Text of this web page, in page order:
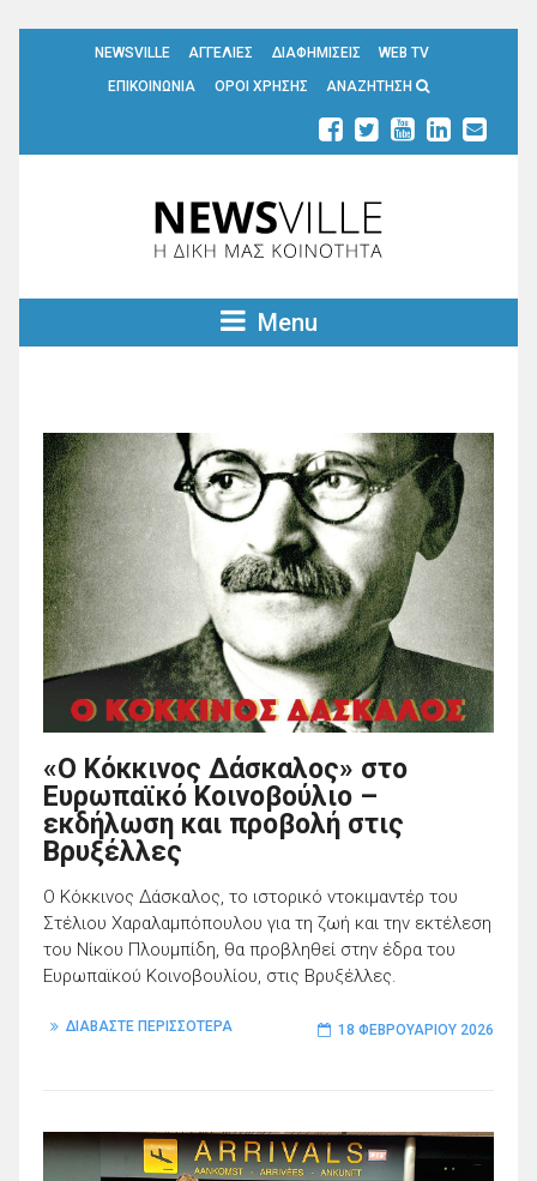
NEWSVILLE ΑΓΓΕΛΙΕΣ ΔΙΑΦΗΜΙΣΕΙΣ
WEB TV
ΕΠΙΚΟΙΝΩΝΙΑ
ΟΡΟΙ ΧΡΗΣΗΣ ΑΝΑΖΗΤΗΣΗ
Menu
«Ο Κόκκινος Δάσκαλος» στο
Ευρωπαϊκό Κοινοβούλιο –
εκδήλωση και προβολή στις
Βρυξέλλες
Ο Κόκκινος Δάσκαλος, το ιστορικό ντοκιμαντέρ του
Στέλιου Χαραλαμπόπουλου για τη ζωή και την εκτέλεση
του Νίκου Πλουμπίδη, θα προβληθεί στην έδρα του
Ευρωπαϊκού Κοινοβουλίου, στις Βρυξέλλες.
ΔΙΑΒΑΣΤΕ ΠΕΡΙΣΣΟΤΕΡΑ 18 ΦΕΒΡΟΥΑΡΊΟΥ 2026